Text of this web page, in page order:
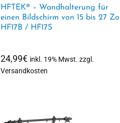
HFTEK® – Wandhalterung für
einen Bildschirm von 15 bis 27 Zoll
HF17B / HF17S
24,99€ inkl. 19% Mwst. zzgl.
Versandkosten